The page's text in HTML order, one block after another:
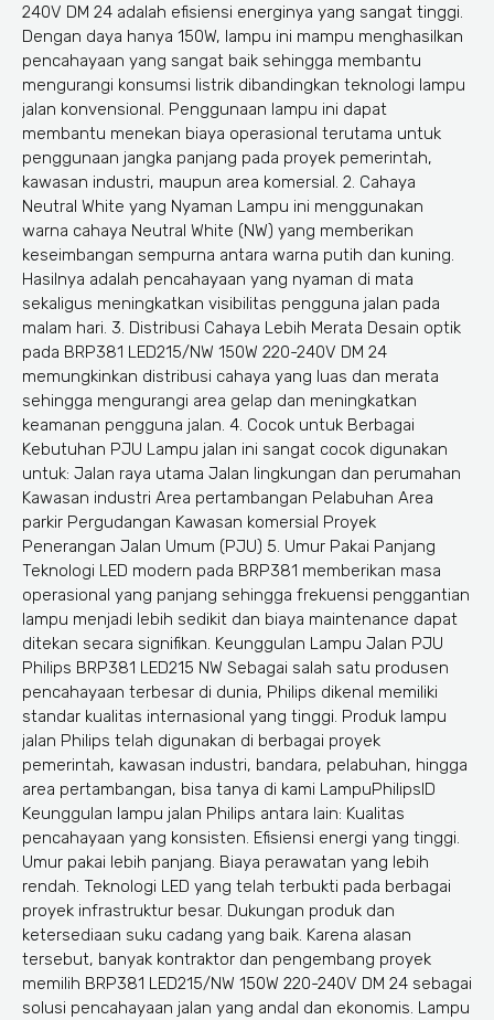
240V DM 24 adalah efisiensi energinya yang sangat tinggi.
Dengan daya hanya 150W, lampu ini mampu menghasilkan
pencahayaan yang sangat baik sehingga membantu
mengurangi konsumsi listrik dibandingkan teknologi lampu
jalan konvensional. Penggunaan lampu ini dapat
membantu menekan biaya operasional terutama untuk
penggunaan jangka panjang pada proyek pemerintah,
kawasan industri, maupun area komersial. 2. Cahaya
Neutral White yang Nyaman Lampu ini menggunakan
warna cahaya Neutral White (NW) yang memberikan
keseimbangan sempurna antara warna putih dan kuning.
Hasilnya adalah pencahayaan yang nyaman di mata
sekaligus meningkatkan visibilitas pengguna jalan pada
malam hari. 3. Distribusi Cahaya Lebih Merata Desain optik
pada BRP381 LED215/NW 150W 220-240V DM 24
memungkinkan distribusi cahaya yang luas dan merata
sehingga mengurangi area gelap dan meningkatkan
keamanan pengguna jalan. 4. Cocok untuk Berbagai
Kebutuhan PJU Lampu jalan ini sangat cocok digunakan
untuk: Jalan raya utama Jalan lingkungan dan perumahan
Kawasan industri Area pertambangan Pelabuhan Area
parkir Pergudangan Kawasan komersial Proyek
Penerangan Jalan Umum (PJU) 5. Umur Pakai Panjang
Teknologi LED modern pada BRP381 memberikan masa
operasional yang panjang sehingga frekuensi penggantian
lampu menjadi lebih sedikit dan biaya maintenance dapat
ditekan secara signifikan. Keunggulan Lampu Jalan PJU
Philips BRP381 LED215 NW Sebagai salah satu produsen
pencahayaan terbesar di dunia, Philips dikenal memiliki
standar kualitas internasional yang tinggi. Produk lampu
jalan Philips telah digunakan di berbagai proyek
pemerintah, kawasan industri, bandara, pelabuhan, hingga
area pertambangan, bisa tanya di kami LampuPhilipsID
Keunggulan lampu jalan Philips antara lain: Kualitas
pencahayaan yang konsisten. Efisiensi energi yang tinggi.
Umur pakai lebih panjang. Biaya perawatan yang lebih
rendah. Teknologi LED yang telah terbukti pada berbagai
proyek infrastruktur besar. Dukungan produk dan
ketersediaan suku cadang yang baik. Karena alasan
tersebut, banyak kontraktor dan pengembang proyek
memilih BRP381 LED215/NW 150W 220-240V DM 24 sebagai
solusi pencahayaan jalan yang andal dan ekonomis. Lampu